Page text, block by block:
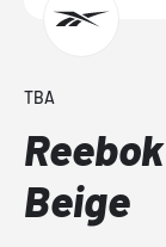
TBA
Beige